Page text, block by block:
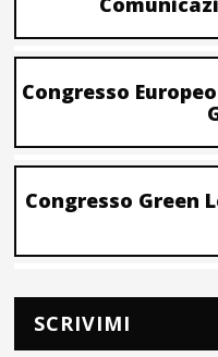
Congresso
Congresso Green
SCRIVIMI